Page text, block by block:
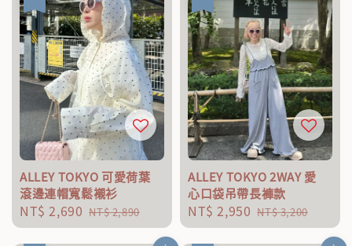
ALLEY TOKYO 可愛荷葉
滾邊連帽寬鬆襯衫
Sale
price
NT$ 2,690 Regular
price
NT$ 2,890
ALLEY TOKYO 2WAY 愛
心口袋吊帶長褲款
Sale
price
NT$ 2,950 Regular
price
NT$ 3,200